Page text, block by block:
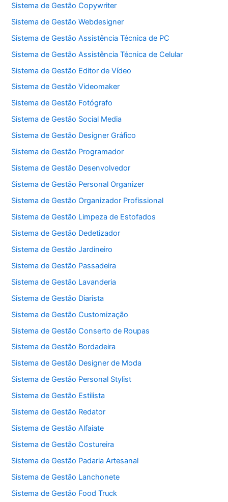
Sistema de Gestão Copywriter
Sistema de Gestão Webdesigner
Sistema de Gestão Assistência Técnica de PC
Sistema de Gestão Assistência Técnica de Celular
Sistema de Gestão Editor de Vídeo
Sistema de Gestão Videomaker
Sistema de Gestão Fotógrafo
Sistema de Gestão Social Media
Sistema de Gestão Designer Gráfico
Sistema de Gestão Programador
Sistema de Gestão Desenvolvedor
Sistema de Gestão Personal Organizer
Sistema de Gestão Organizador Profissional
Sistema de Gestão Limpeza de Estofados
Sistema de Gestão Dedetizador
Sistema de Gestão Jardineiro
Sistema de Gestão Passadeira
Sistema de Gestão Lavanderia
Sistema de Gestão Diarista
Sistema de Gestão Customização
Sistema de Gestão Conserto de Roupas
Sistema de Gestão Bordadeira
Sistema de Gestão Designer de Moda
Sistema de Gestão Personal Stylist
Sistema de Gestão Estilista
Sistema de Gestão Redator
Sistema de Gestão Alfaiate
Sistema de Gestão Costureira
Sistema de Gestão Padaria Artesanal
Sistema de Gestão Lanchonete
Sistema de Gestão Food Truck